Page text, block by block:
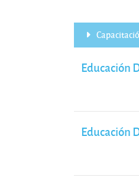
Educación
Educación